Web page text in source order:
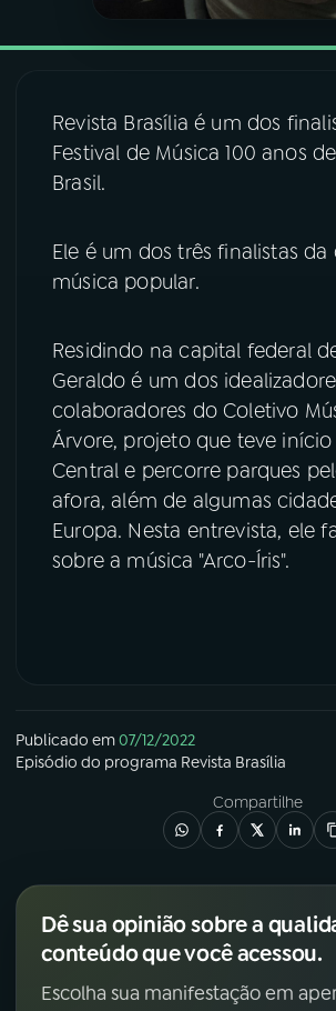
YouTube Facebook
TikTok
Revista Brasília é um dos
Festival de Música 100 anos
Brasil.
Ele é um dos três finalistas da
música popular.
Residindo na capital federal
Geraldo é um dos
colaboradores do Coletivo
Árvore, projeto que teve
Central e percorre parques
afora, além de algumas
Europa. Nesta entrevista, ele
sobre a música "Arco-Íris".
Publicado em07/12/2022
Episódio do programa Revista Brasília
Compartilhe
Dê sua opinião sobre a
conteúdo que você acessou.
Escolha sua manifestação em